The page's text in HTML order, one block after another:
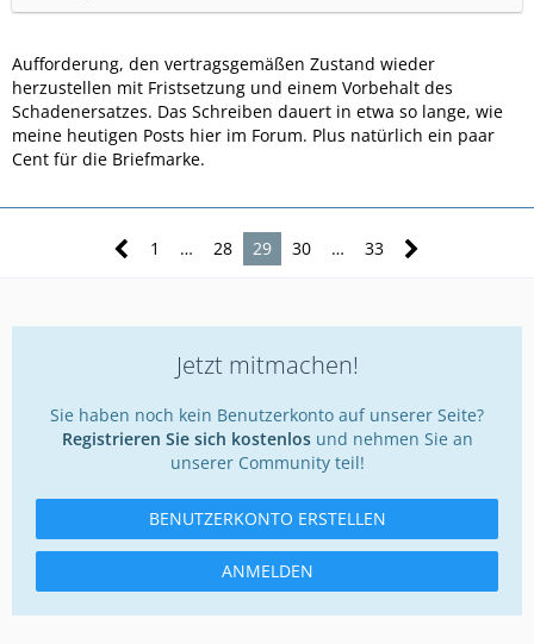
Aufforderung, den vertragsgemäßen Zustand wieder
herzustellen mit Fristsetzung und einem Vorbehalt des
Schadenersatzes. Das Schreiben dauert in etwa so lange, wie
meine heutigen Posts hier im Forum. Plus natürlich ein paar
Cent für die Briefmarke.
1 … 28 29 30 … 33
Jetzt mitmachen!
Sie haben noch kein Benutzerkonto auf unserer Seite?
Registrieren Sie sich kostenlosund nehmen Sie an
unserer Community teil!
BENUTZERKONTO ERSTELLEN
ANMELDEN